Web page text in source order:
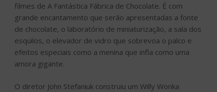
filmes de A Fantástica Fábrica de Chocolate. É com
grande encantamento que serão apresentadas a fonte
de chocolate, o laboratório de miniaturização, a sala dos
esquilos, o elevador de vidro que sobrevoa o palco e
efeitos especiais como a menina que infla como uma
amora gigante.
O diretor John Stefaniuk construiu um Willy Wonka